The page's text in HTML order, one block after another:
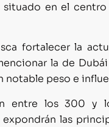
en el
fortalecer la
la de
notable peso e
entre los 300 y
las